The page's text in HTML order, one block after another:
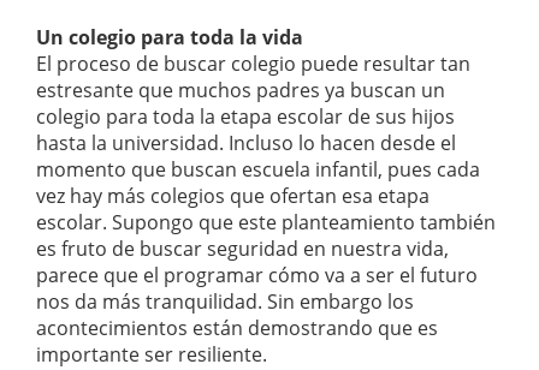
Un colegio para toda la vida
El proceso de buscar colegio puede resultar tan
estresante que muchos padres ya buscan un
colegio para toda la etapa escolar de sus hijos
hasta la universidad. Incluso lo hacen desde el
momento que buscan escuela infantil, pues cada
vez hay más colegios que ofertan esa etapa
escolar. Supongo que este planteamiento también
es fruto de buscar seguridad en nuestra vida,
parece que el programar cómo va a ser el futuro
nos da más tranquilidad. Sin embargo los
acontecimientos están demostrando que es
importante ser resiliente.